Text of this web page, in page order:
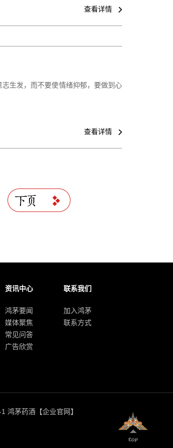
查看详情
志生发，而不要使情绪抑郁，要做到心
查看详情
资讯中心
鸿茅要闻
媒体聚焦
常见问答
广告欣赏
联系我们
加入鸿茅
联系方式
鸿茅药酒【企业官网】